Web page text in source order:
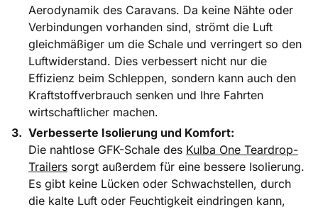
Aerodynamik des Caravans. Da keine Nähte oder
Verbindungen vorhanden sind, strömt die Luft
gleichmäßiger um die Schale und verringert so den
Luftwiderstand. Dies verbessert nicht nur die
Effizienz beim Schleppen, sondern kann auch den
Kraftstoffverbrauch senken und Ihre Fahrten
wirtschaftlicher machen.
Verbesserte Isolierung und Komfort:
Die nahtlose GFK-Schale des Kulba One Teardrop-
Trailers sorgt außerdem für eine bessere Isolierung.
Es gibt keine Lücken oder Schwachstellen, durch
die kalte Luft oder Feuchtigkeit eindringen kann,